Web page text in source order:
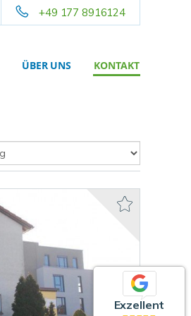
+49 177 8916124
ÜBER UNS KONTAKT
Exzellent